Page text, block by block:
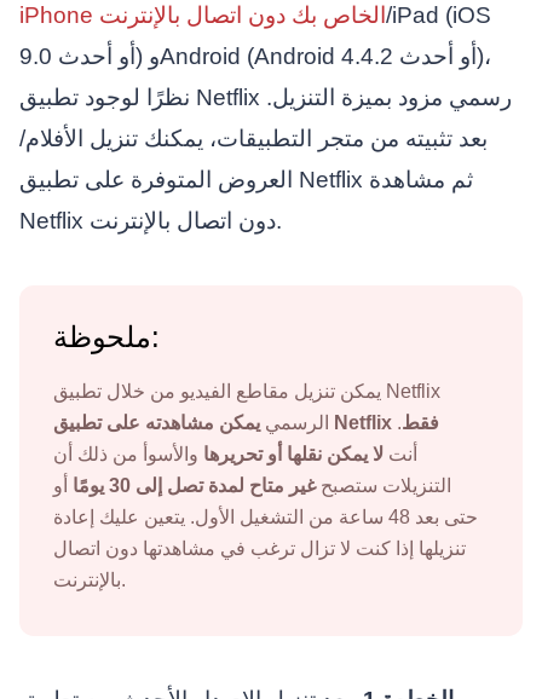
iPhone الخاص بك دون اتصال بالإنترنت /iPad (iOS
9.0 أو أحدث) وAndroid (Android 4.4.2 أو أحدث)،
نظرًا لوجود تطبيق Netflix رسمي مزود بميزة التنزيل.
بعد تثبيته من متجر التطبيقات، يمكنك تنزيل الأفلام/
العروض المتوفرة على تطبيق Netflix ثم مشاهدة
Netflix دون اتصال بالإنترنت.
ملحوظة:
يمكن تنزيل مقاطع الفيديو من خلال تطبيق Netflix
الرسمي
يمكن مشاهدته على تطبيق Netflix فقط.
أنت لا يمكن نقلها أو تحريرها والأسوأ من ذلك أن
التنزيلات ستصبحغير متاح لمدة تصل إلى 30 يومًا
أو
حتى بعد 48 ساعة من التشغيل الأول. يتعين عليك إعادة
تنزيلها إذا كنت لا تزال ترغب في مشاهدتها دون اتصال
بالإنترنت.